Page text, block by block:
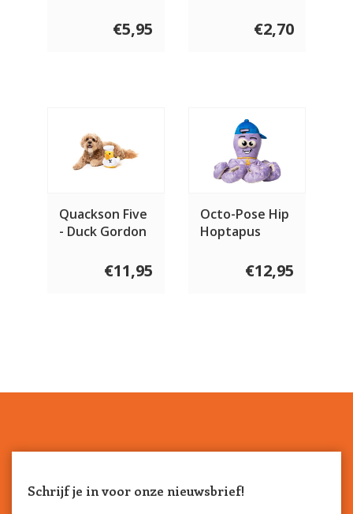
€5,95 €2,70
Quackson Five
- Duck Gordon
€11,95
Octo-Pose Hip
Hoptapus
€12,95
Schrijf je in voor onze nieuwsbrief!